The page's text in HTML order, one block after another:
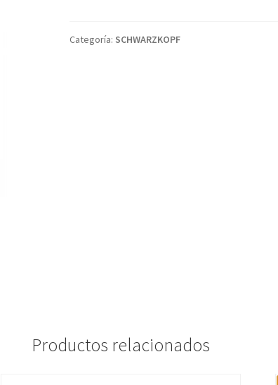
Gel
Categoría: SCHWARZKOPF
Productos relacionados